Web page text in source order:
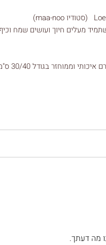
מעלים חיוך ועושים שמח
(תל גיבורים 5)
מה דעתך.